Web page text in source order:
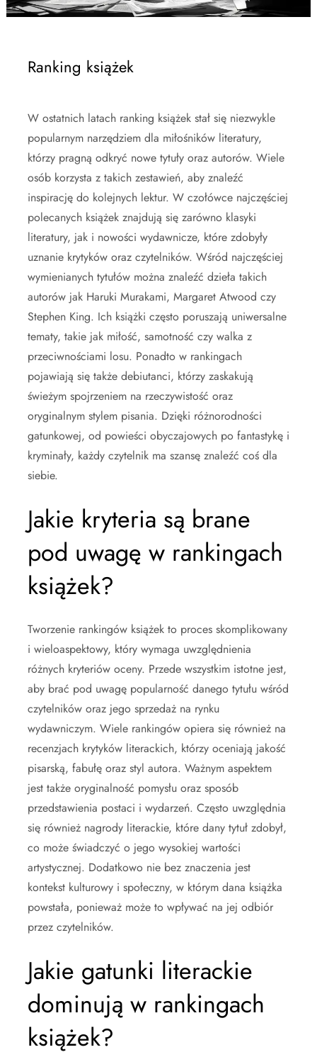
Ranking książek
W ostatnich latach ranking książek stał się niezwykle
popularnym narzędziem dla miłośników literatury,
którzy pragną odkryć nowe tytuły oraz autorów. Wiele
osób korzysta z takich zestawień, aby znaleźć
inspirację do kolejnych lektur. W czołówce najczęściej
polecanych książek znajdują się zarówno klasyki
literatury, jak i nowości wydawnicze, które zdobyły
uznanie krytyków oraz czytelników. Wśród najczęściej
wymienianych tytułów można znaleźć dzieła takich
autorów jak Haruki Murakami, Margaret Atwood czy
Stephen King. Ich książki często poruszają uniwersalne
tematy, takie jak miłość, samotność czy walka z
przeciwnościami losu. Ponadto w rankingach
pojawiają się także debiutanci, którzy zaskakują
świeżym spojrzeniem na rzeczywistość oraz
oryginalnym stylem pisania. Dzięki różnorodności
gatunkowej, od powieści obyczajowych po fantastykę i
kryminały, każdy czytelnik ma szansę znaleźć coś dla
siebie.
Jakie kryteria są brane
pod uwagę w rankingach
książek?
Tworzenie rankingów książek to proces skomplikowany
i wieloaspektowy, który wymaga uwzględnienia
różnych kryteriów oceny. Przede wszystkim istotne jest,
aby brać pod uwagę popularność danego tytułu wśród
czytelników oraz jego sprzedaż na rynku
wydawniczym. Wiele rankingów opiera się również na
recenzjach krytyków literackich, którzy oceniają jakość
pisarską, fabułę oraz styl autora. Ważnym aspektem
jest także oryginalność pomysłu oraz sposób
przedstawienia postaci i wydarzeń. Często uwzględnia
się również nagrody literackie, które dany tytuł zdobył,
co może świadczyć o jego wysokiej wartości
artystycznej. Dodatkowo nie bez znaczenia jest
kontekst kulturowy i społeczny, w którym dana książka
powstała, ponieważ może to wpływać na jej odbiór
przez czytelników.
Jakie gatunki literackie
dominują w rankingach
książek?